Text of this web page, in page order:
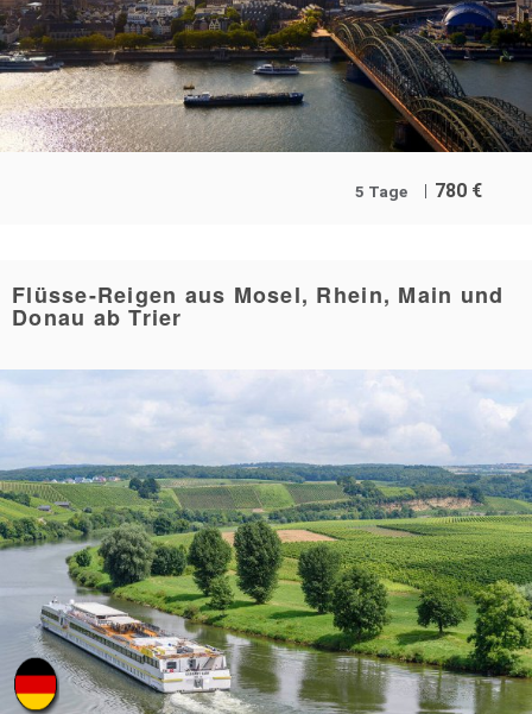
5 Tage 780 €
Flüsse-Reigen aus Mosel, Rhein, Main und
Donau ab Trier